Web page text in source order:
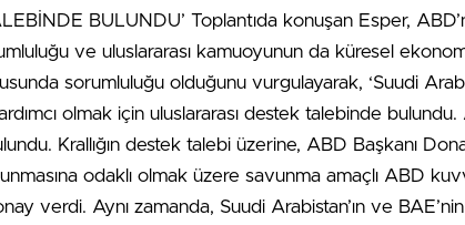
BULUNDU’ Toplantıda konuşan Esper,
ve uluslararası kamuoyunun da küresel
sorumluluğu olduğunu vurgulayarak, ‘Suudi
olmak için uluslararası destek talebinde
Krallığın destek talebi üzerine, ABD Başkanı
odaklı olmak üzere savunma amaçlı ABD
verdi. Aynı zamanda, Suudi Arabistan’ın ve